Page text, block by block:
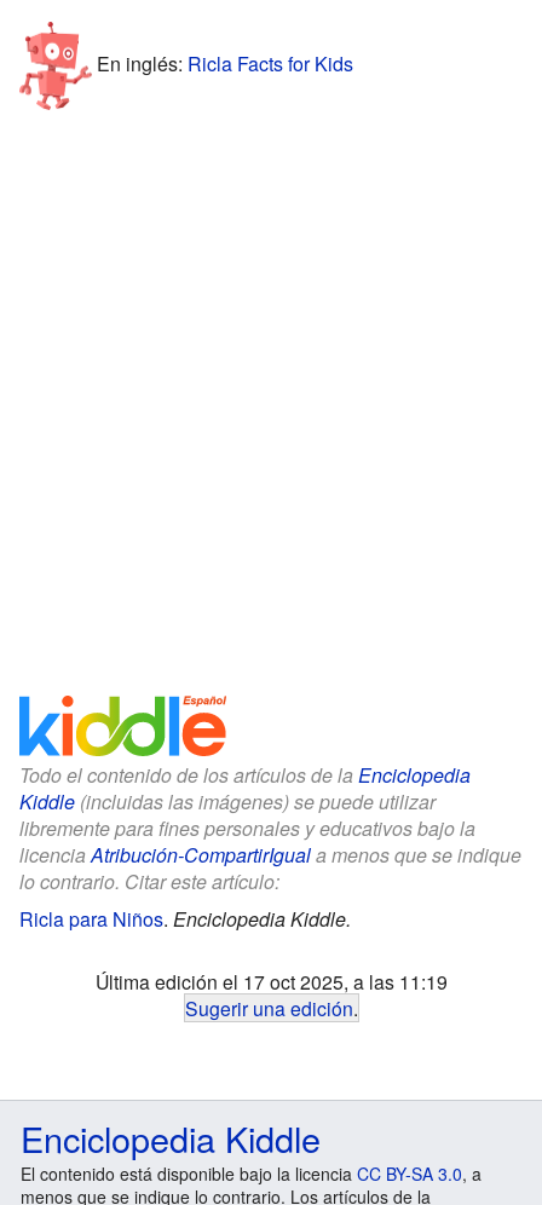
En inglés: Ricla Facts for Kids
Todo el contenido de los artículos de la Enciclopedia
Kiddle (incluidas las imágenes) se puede utilizar
libremente para fines personales y educativos bajo la
licenciaAtribución-CompartirIguala menos que se indique
lo contrario. Citar este artículo:
Ricla para Niños. Enciclopedia Kiddle.
Última edición el 17 oct 2025, a las 11:19
Sugerir una edición.
Enciclopedia Kiddle
El contenido está disponible bajo la licencia CC BY-SA 3.0, a
menos que se indique lo contrario. Los artículos de la